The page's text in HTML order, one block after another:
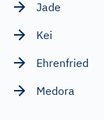
Jade
Kei
Ehrenfried
Medora